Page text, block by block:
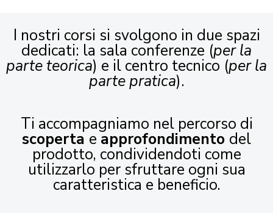
I nostri corsi si svolgono in due spazi
dedicati: la sala conferenze (per la
parte teorica) e il centro tecnico (per la
parte pratica).
Ti accompagniamo nel percorso di
scoperta e approfondimento del
prodotto, condividendoti come
utilizzarlo per sfruttare ogni sua
caratteristica e beneficio.